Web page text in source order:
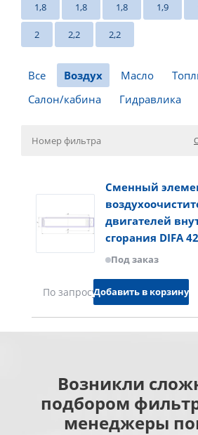
1,8 1,8 1,8 1,9
2 2,2 2,2
Все Воздух Масло
Салон/кабина
Гидравлика
Сменный
двигателей
сгорания DIFA
Под заказ
По запросуДобавить в корзину
Возникли
подбором
менеджеры